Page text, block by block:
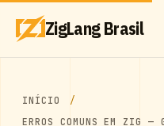
ZigLang Brasil
INÍCIO
ERROS COMUNS EM ZIG —